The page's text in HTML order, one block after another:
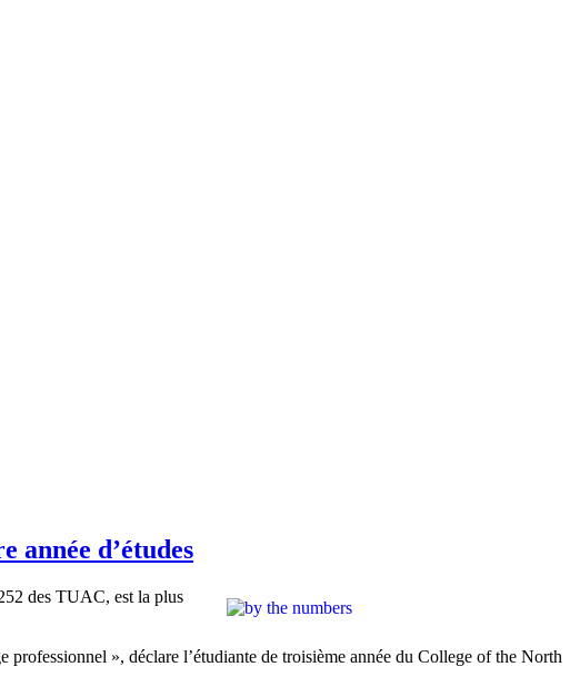
année d’études
des TUAC, est la plus
professionnel », déclare l’étudiante de troisième année du College of the North